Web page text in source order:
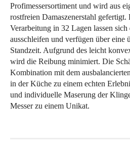
Profimessersortiment und wird aus
rostfreien Damaszenerstahl
Verarbeitung in 32 Lagen lassen sich
ausschleifen und verfügen über eine
Standzeit. Aufgrund des leicht
wird die Reibung minimiert. Die
Kombination mit dem
in der Küche zu einem echten
und individuelle Maserung der
Messer zu einem Unikat.